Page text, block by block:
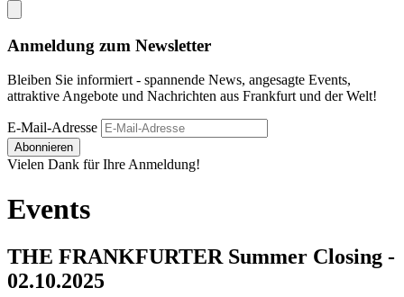
Anmeldung zum Newsletter
Bleiben Sie informiert - spannende News, angesagte Events,
attraktive Angebote und Nachrichten aus Frankfurt und der Welt!
E-Mail-Adresse
Abonnieren
Vielen Dank für Ihre Anmeldung!
Events
THE FRANKFURTER Summer Closing -
02.10.2025